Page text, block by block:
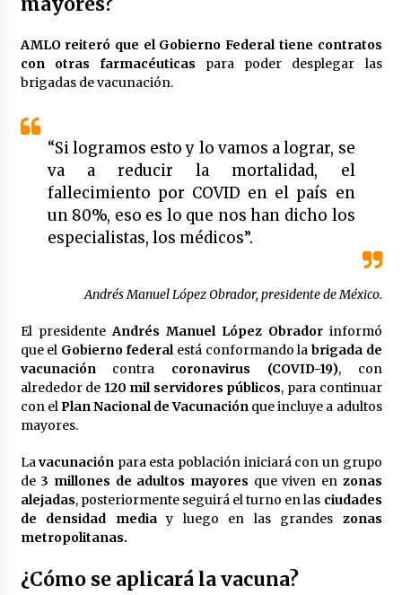
AMLO reiteró que el Gobierno Federal tiene contratos
con otras farmacéuticas para poder desplegar las
brigadas de vacunación.
“Si logramos esto y lo vamos a lograr, se
va a reducir la mortalidad, el
fallecimiento por COVID en el país en
un 80%, eso es lo que nos han dicho los
especialistas, los médicos”.
Andrés Manuel López Obrador, presidente de México.
El presidenteAndrés Manuel López Obrador informó
que el Gobierno federal está conformando la brigada de
vacunación contra coronavirus (COVID-19), con
alrededor de 120 mil servidores públicos, para continuar
con elPlan Nacional de Vacunación que incluye a adultos
mayores.
Lavacunación para esta población iniciará con un grupo
de 3 millones de adultos mayores que viven en zonas
alejadas, posteriormente seguirá el turno en las ciudades
de densidad mediay luego en las grandes zonas
metropolitanas.
¿Cómo se aplicará la vacuna?